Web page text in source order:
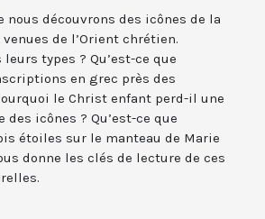
nous découvrons des icônes de la
de l’Orient chrétien.
types ? Qu’est-ce que
en grec près des
le Christ enfant perd-il une
des icônes ? Qu’est-ce que
étoiles sur le manteau de Marie
donne les clés de lecture de ces